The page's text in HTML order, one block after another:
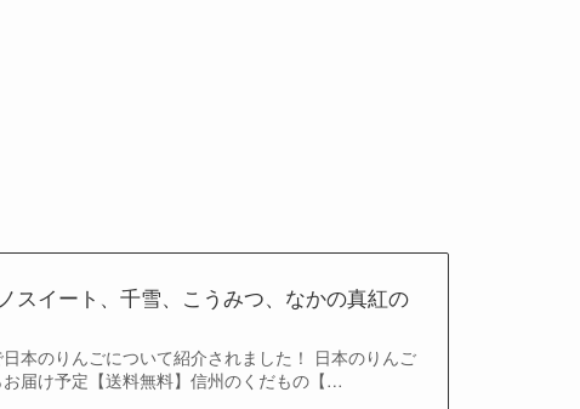
スイート、千雪、こうみつ、なかの真紅の
本のりんごについて紹介されました！ 日本のりんご
届け予定【送料無料】信州のくだもの【…